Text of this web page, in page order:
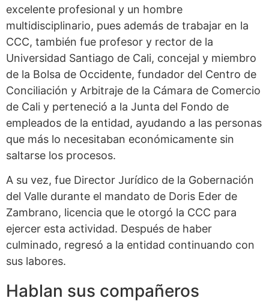
excelente profesional y un hombre
multidisciplinario, pues además de trabajar en la
CCC, también fue profesor y rector de la
Universidad Santiago de Cali, concejal y miembro
de la Bolsa de Occidente, fundador del Centro de
Conciliación y Arbitraje de la Cámara de Comercio
de Cali y perteneció a la Junta del Fondo de
empleados de la entidad, ayudando a las personas
que más lo necesitaban económicamente sin
saltarse los procesos.
A su vez, fue Director Jurídico de la Gobernación
del Valle durante el mandato de Doris Eder de
Zambrano, licencia que le otorgó la CCC para
ejercer esta actividad. Después de haber
culminado, regresó a la entidad continuando con
sus labores.
Hablan sus compañeros